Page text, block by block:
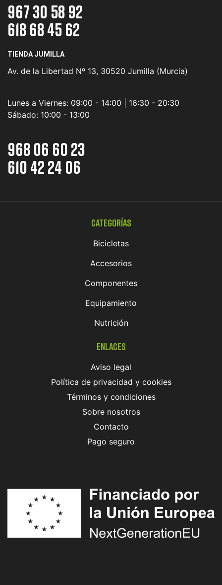
967 30 58 92
618 68 45 62
TIENDA JUMILLA
Av. de la Libertad Nº 13, 30520 Jumilla (Murcia)
Lunes a Viernes: 09:00 - 14:00 | 16:30 - 20:30
Sábado: 10:00 - 13:00
968 06 60 23
610 42 24 06
Categorías
Bicicletas
Accesorios
Componentes
Equipamiento
Nutrición
Enlaces
Aviso legal
Política de privacidad y cookies
Términos y condiciones
Sobre nosotros
Contacto
Pago seguro